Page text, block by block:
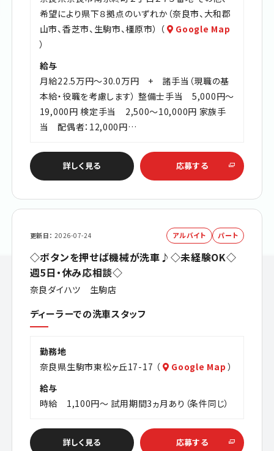
希望により県下８拠点のいずれか（奈良市、大和郡
山市、香芝市、生駒市、橿原市） （
Google Map
）
給与
月給22.5万円～30.0万円 + 諸手当（現職の基
本給・役職を考慮します） 整備士手当 5,000円～
19,000円 検定手当 2,500～10,000円 家族手
当 配偶者：12,000円…
詳しく見る 応募する
更新日 2026-07-24 アルバイト パート
◇ボタンを押せば機械が洗車♪◇未経験OK◇
週5日・休み応相談◇
奈良ダイハツ 生駒店
ディーラーでの洗車スタッフ
勤務地
奈良県生駒市東松ヶ丘17-17 （
Google Map ）
給与
時給 1,100円～ 試用期間3ヵ月あり（条件同じ）
詳しく見る 応募する